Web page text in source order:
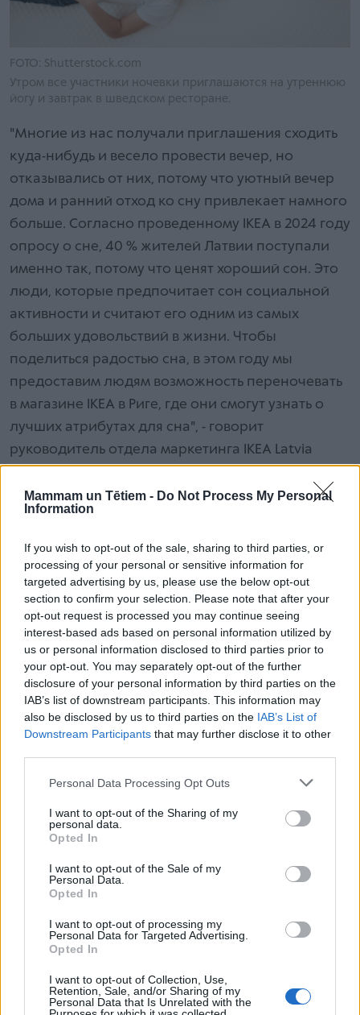
Mammam un Tētiem - Do Not Process My Personal
Information
If you wish to opt-out of the sale, sharing to third parties, or
processing of your personal or sensitive information for
targeted advertising by us, please use the below opt-out
section to confirm your selection. Please note that after your
opt-out request is processed you may continue seeing
interest-based ads based on personal information utilized by
us or personal information disclosed to third parties prior to
your opt-out. You may separately opt-out of the further
disclosure of your personal information by third parties on the
IAB’s list of downstream participants. This information may
also be disclosed by us to third parties on the IAB’s List of
Downstream Participants that may further disclose it to other
Personal Data Processing Opt Outs
I want to opt-out of the Sharing of my
personal data.
Opted In
I want to opt-out of the Sale of my
Personal Data.
Opted In
I want to opt-out of processing my
Personal Data for Targeted Advertising.
Opted In
I want to opt-out of Collection, Use,
Retention, Sale, and/or Sharing of my
Personal Data that Is Unrelated with the
FOTO: Shutterstock.com
Утром все участники ночевки приглашаются на утреннюю
йогу и завтрак в шведском ресторане.
"Многие из нас получали приглашения сходить
куда-нибудь и весело провести вечер, но
отказывались от них, потому что уютный вечер
дома и ранний отход ко сну привлекает намного
больше. Согласно проведенному IKEA в 2024 году
опросу о сне, 40 % жителей Латвии поступали
именно так, потому что ценят хороший сон. Это
люди, которые предпочитает сон социальной
активности и считают его одним из самых
больших удовольствий в жизни. Чтобы
поделиться радостью сна, в этом году мы
предоставим людям возможность переночевать
в магазине IKEA в Риге, где они смогут узнать о
лучших атрибутах для сна", - говорит
руководитель отдела маркетинга IKEA Latvia
6 шагов к более легким родам. Чай из листьев
малины, правильное дыхание и НЕ БОЯТСЯ
Можно ли беременным и мамочкам есть
яблоки?
Приходится вставать ночью, чтобы сходить в
туалет. Врач-нефролог объясняет, когда
начинать беспокоиться
Во время мероприятия участники узнают о
шести важнейших условиях хорошего сна и
смогут опробовать их на себе.
Также будет доступен "бар" подушек, чтобы